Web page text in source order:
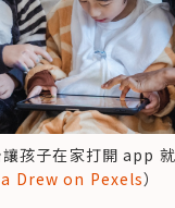
讓孩子在家打開 app
Drew on Pexels）